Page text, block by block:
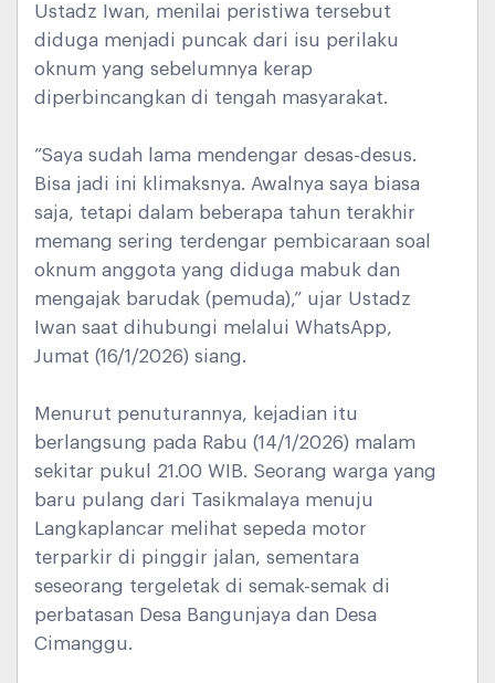
Ustadz Iwan, menilai peristiwa tersebut
diduga menjadi puncak dari isu perilaku
oknum yang sebelumnya kerap
diperbincangkan di tengah masyarakat.
“Saya sudah lama mendengar desas-desus.
Bisa jadi ini klimaksnya. Awalnya saya biasa
saja, tetapi dalam beberapa tahun terakhir
memang sering terdengar pembicaraan soal
oknum anggota yang diduga mabuk dan
mengajak barudak (pemuda),” ujar Ustadz
Iwan saat dihubungi melalui WhatsApp,
Jumat (16/1/2026) siang.
Menurut penuturannya, kejadian itu
berlangsung pada Rabu (14/1/2026) malam
sekitar pukul 21.00 WIB. Seorang warga yang
baru pulang dari Tasikmalaya menuju
Langkaplancar melihat sepeda motor
terparkir di pinggir jalan, sementara
seseorang tergeletak di semak-semak di
perbatasan Desa Bangunjaya dan Desa
Cimanggu.